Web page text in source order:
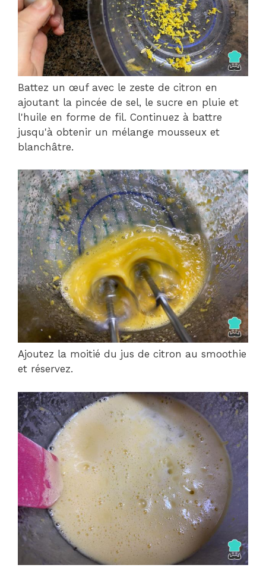
Battez un œuf avec le zeste de citron en
ajoutant la pincée de sel, le sucre en pluie et
l'huile en forme de fil. Continuez à battre
jusqu'à obtenir un mélange mousseux et
blanchâtre.
Ajoutez la moitié du jus de citron au smoothie
et réservez.